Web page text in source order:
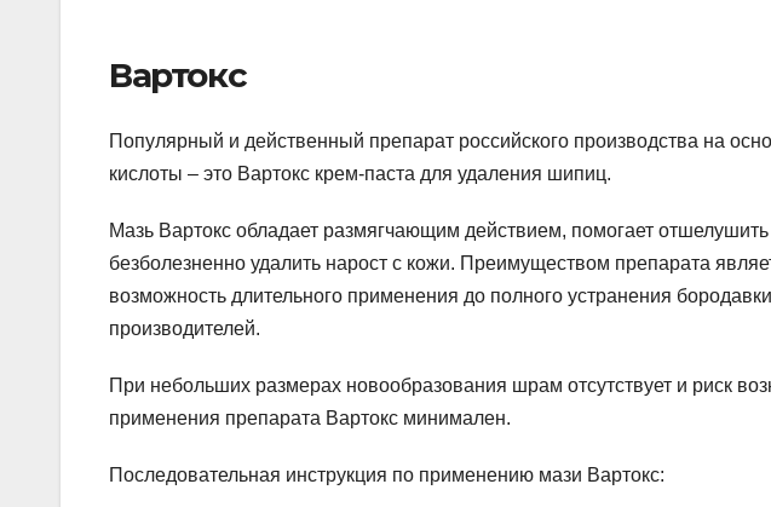
Вартокс
Популярный и действенный препарат российского производства на
кислоты – это Вартокс крем-паста для удаления шипиц.
Мазь Вартокс обладает размягчающим действием, помогает
безболезненно удалить нарост с кожи. Преимуществом препарата
возможность длительного применения до полного устранения
производителей.
При небольших размерах новообразования шрам отсутствует и риск
применения препарата Вартокс минимален.
Последовательная инструкция по применению мази Вартокс: